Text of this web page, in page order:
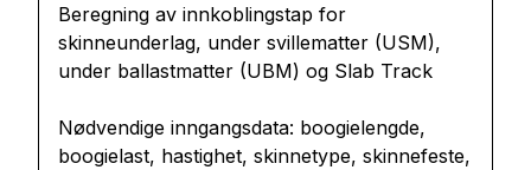
Beregning av innkoblingstap for
skinneunderlag, under svillematter (USM),
under ballastmatter (UBM) og Slab Track
Nødvendige inngangsdata: boogielengde,
boogielast, hastighet, skinnetype, skinnefeste,